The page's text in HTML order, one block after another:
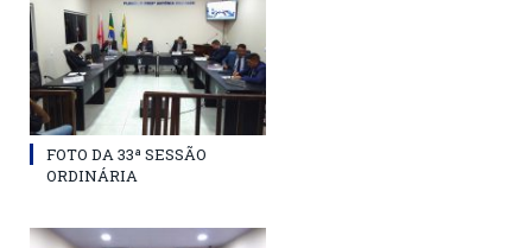
FOTO DA 33ª SESSÃO
ORDINÁRIA